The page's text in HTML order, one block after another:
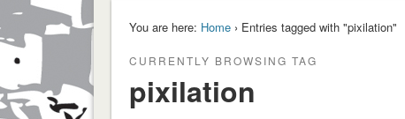
You are here: Home› Entries tagged with "pixilation"
CURRENTLY BROWSING TAG
pixilation